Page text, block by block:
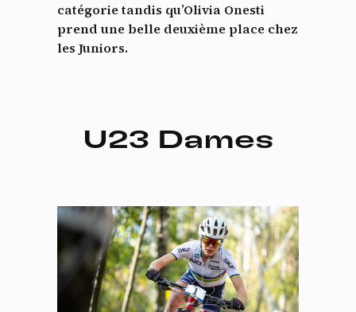
catégorie tandis qu’Olivia Onesti
prend une belle deuxième place chez
les Juniors.
U23 Dames